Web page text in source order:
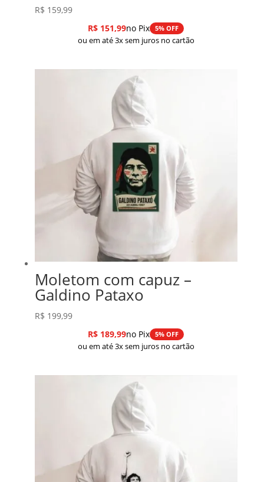
R$ 159,99
R$ 151,99no Pix 5% OFF
ou em até 3x sem juros no cartão
Moletom com capuz –
Galdino Pataxo
R$ 199,99
R$ 189,99no Pix 5% OFF
ou em até 3x sem juros no cartão